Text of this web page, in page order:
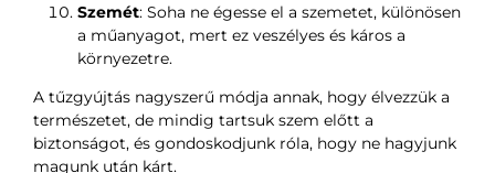
Szemét: Soha ne égesse el a szemetet, különösen
a műanyagot, mert ez veszélyes és káros a
környezetre.
A tűzgyújtás nagyszerű módja annak, hogy élvezzük a
természetet, de mindig tartsuk szem előtt a
biztonságot, és gondoskodjunk róla, hogy ne hagyjunk
magunk után kárt.